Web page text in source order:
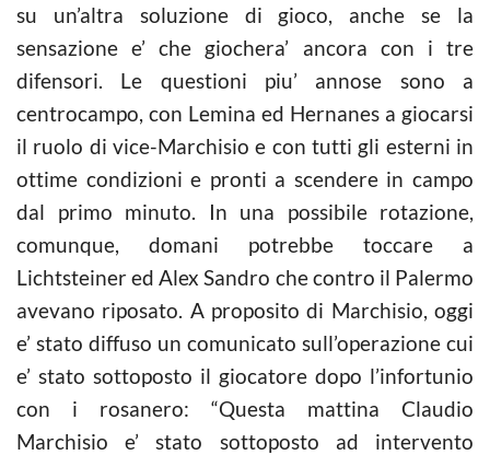
su un’altra soluzione di gioco, anche se la
sensazione e’ che giochera’ ancora con i tre
difensori. Le questioni piu’ annose sono a
centrocampo, con Lemina ed Hernanes a giocarsi
il ruolo di vice-Marchisio e con tutti gli esterni in
ottime condizioni e pronti a scendere in campo
dal primo minuto. In una possibile rotazione,
comunque, domani potrebbe toccare a
Lichtsteiner ed Alex Sandro che contro il Palermo
avevano riposato. A proposito di Marchisio, oggi
e’ stato diffuso un comunicato sull’operazione cui
e’ stato sottoposto il giocatore dopo l’infortunio
con i rosanero: “Questa mattina Claudio
Marchisio e’ stato sottoposto ad intervento